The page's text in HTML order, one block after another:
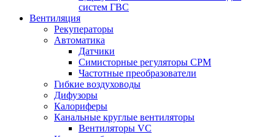
систем ГВС
Вентиляция
Рекуператоры
Автоматика
Датчики
Симисторные регуляторы СРМ
Частотные преобразователи
Гибкие воздуховоды
Дифузоры
Калориферы
Канальные круглые вентиляторы
Вентиляторы VC